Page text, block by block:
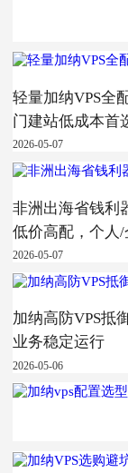
轻量加纳VPS全
门建站低成本首
2026-05-07
非洲出海省钱利
低价高配，个人/
2026-05-07
加纳高防VPS抵
业务稳定运行
2026-05-06